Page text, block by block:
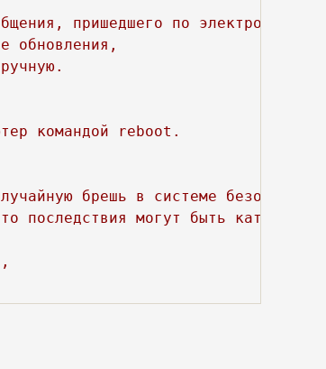
пришедшего по электронной
обновления,
командой reboot.
брешь в системе
последствия могут быть